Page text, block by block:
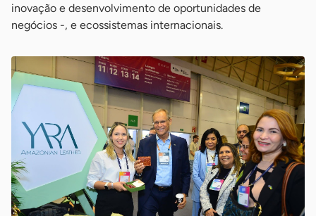
inovação e desenvolvimento de oportunidades de
negócios -, e ecossistemas internacionais.